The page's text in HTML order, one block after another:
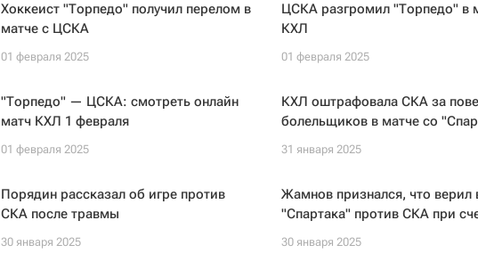
Хоккеист "Торпедо" получил перелом в
матче с ЦСКА
01 февраля 2025
ЦСКА разгромил "Торпедо" в
КХЛ
01 февраля 2025
"Торпедо" — ЦСКА: смотреть онлайн
матч КХЛ 1 февраля
01 февраля 2025
КХЛ оштрафовала СКА за
болельщиков в матче со
31 января 2025
Порядин рассказал об игре против
СКА после травмы
30 января 2025
Жамнов признался, что верил
"Спартака" против СКА при
30 января 2025